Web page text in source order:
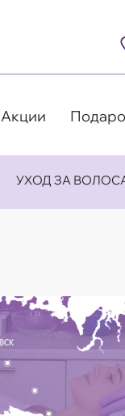
8
Акции
УХОД ЗА